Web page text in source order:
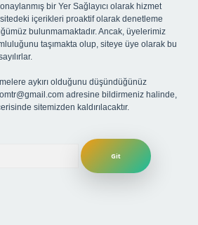
bir Yer Sağlayıcı olarak hizmet
içerikleri proaktif olarak denetleme
bulunmamaktadır. Ancak, üyelerimiz
taşımakta olup, siteye üye olarak bu
aykırı olduğunu düşündüğünüz
adresine bildirmeniz halinde,
sitemizden kaldırılacaktır.